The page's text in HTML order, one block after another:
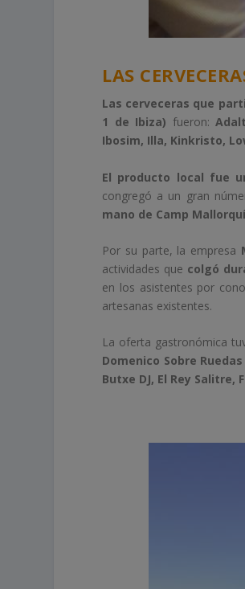
LAS
Las cerveceras que
1 de Ibiza) fueron:
Ibosim, Illa, Kinkristo,
El producto local fue
congregó a un gran
mano de Camp
Por su parte, la empresa
actividades que colgó
en los asistentes por
artesanas existentes.
La oferta gastronómica
Domenico Sobre
Butxe DJ, El Rey Salitre,